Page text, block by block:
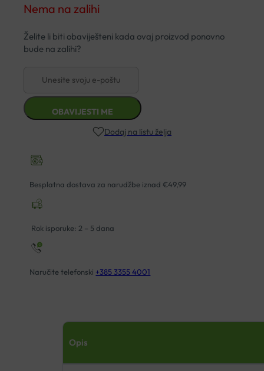
Nema na zalihi
Dodaj na listu želja
Besplatna dostava za narudžbe iznad €49,99
Rok isporuke: 2 – 5 dana
Naručite telefonski +385 3355 4001
Opis